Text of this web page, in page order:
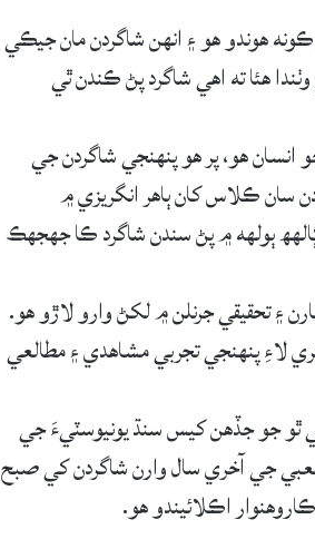
ھوندو ھو ۽ انهن شاگردن مان جيڪي
ھئا ته اھي شاگرد پڻ ڪندن ٿي
ھو، پر ھو پنهنجي شاگردن جي
سان ڪلاس کان ٻاهر انگريزي ۾
ٻولهه ۾ پڻ سندن شاگرد ڪا جھجھڪ
۽ تحقيقي جرنلن ۾ لکڻ وارو لاڙو ھو.
لاءِ پنهنجي تجربي مشاھدي ۽ مطالعي
ٿو جو جڏهن کيس سنڌ يونيوسٽيءَ جي
جي آخري سال وارن شاگردن کي صبح
اڪلائيندو ھو.